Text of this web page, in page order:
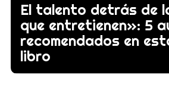
El talento detrás de
que entretienen»: 5
recomendados en
libro